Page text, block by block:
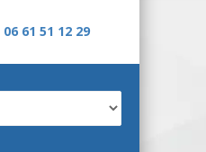
06 61 51 12 29